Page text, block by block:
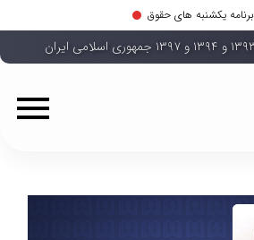
برنامه یکشنبه های حقوق